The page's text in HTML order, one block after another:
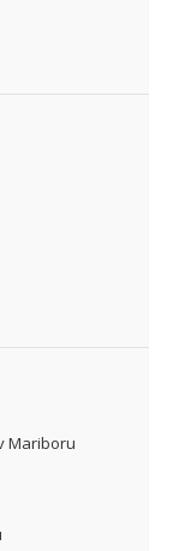
Mariboru